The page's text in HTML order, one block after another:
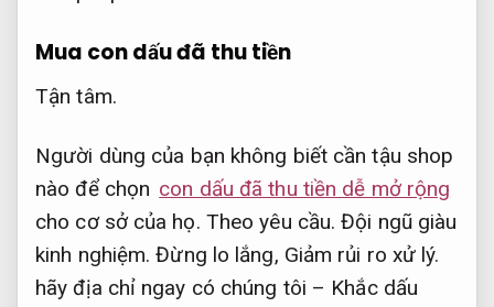
Mua con dấu đã thu tiền
Tận tâm.
Người dùng của bạn không biết cần tậu shop
nào để chọn con dấu đã thu tiền dễ mở rộng
cho cơ sở của họ. Theo yêu cầu. Đội ngũ giàu
kinh nghiệm. Đừng lo lắng, Giảm rủi ro xử lý.
hãy địa chỉ ngay có chúng tôi – Khắc dấu